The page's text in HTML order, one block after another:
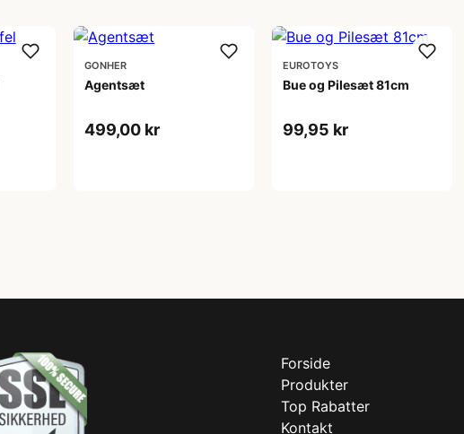
GONHER
Agentsæt
499,00 kr
EUROTOYS
Bue og Pilesæt 81cm
99,95 kr
Forside
Produkter
Top Rabatter
Kontakt